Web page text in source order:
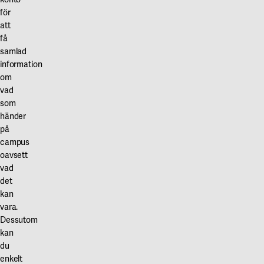
för
att
få
samlad
information
om
vad
som
händer
på
campus
oavsett
vad
det
kan
vara.
Dessutom
kan
du
enkelt